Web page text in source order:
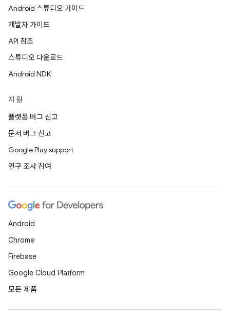
Android 스튜디오 가이드
개발자 가이드
API 참조
스튜디오 다운로드
Android NDK
지원
플랫폼 버그 신고
문서 버그 신고
Google Play support
연구 조사 참여
Android
Chrome
Firebase
Google Cloud Platform
모든 제품